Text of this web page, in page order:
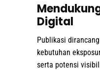
Digital
Publikasi
kebutuhan
serta potensi